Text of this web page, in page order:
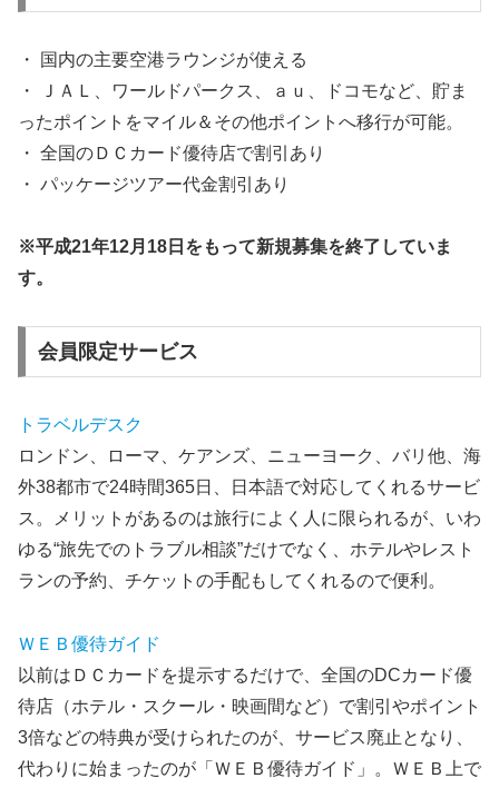
・ 国内の主要空港ラウンジが使える
・ ＪＡＬ、ワールドパークス、ａｕ、ドコモなど、貯ま
ったポイントをマイル＆その他ポイントへ移行が可能。
・ 全国のＤＣカード優待店で割引 あり
・ パッケージツアー代金割引 あり
※平成21年12月18日をもって新規募集を終了していま
す。
会員限定サービス
トラベルデスク
ロンドン、ローマ、ケアンズ、ニューヨーク、バリ他、海
外38都市で24時間365日、日本語で対応してくれるサービ
ス。メリットがあるのは旅行によく人に限られるが、いわ
ゆる“旅先でのトラブル相談”だけでなく、ホテルやレスト
ランの予約、チケットの手配もしてくれるので便利。
ＷＥＢ優待ガイド
以前はＤＣカードを提示するだけで、全国のDCカード優
待店（ホテル・スクール・映画間など）で割引やポイント
3倍などの特典が受けられたのが、サービス廃止となり、
代わりに始まったのが「ＷＥＢ優待ガイド」。ＷＥＢ上で